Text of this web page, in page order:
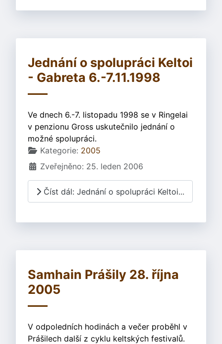
Jednání o spolupráci Keltoi
- Gabreta 6.-7.11.1998
Ve dnech 6.-7. listopadu 1998 se v Ringelai
v penzionu Gross uskutečnilo jednání o
možné spolupráci.
Základní údaje
Kategorie: 2005
Zveřejněno: 25. leden 2006
Číst dál: Jednání o spolupráci Keltoi...
Samhain Prášily 28. října
2005
V odpoledních hodinách a večer proběhl v
Prášilech další z cyklu keltských festivalů.